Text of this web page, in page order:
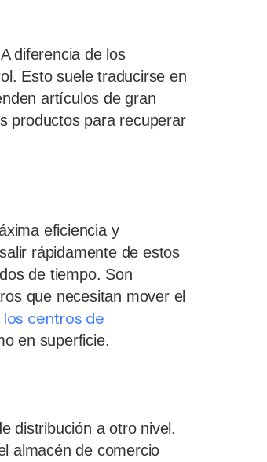
diferencia de los
Esto suele traducirse en
artículos de gran
productos para recuperar
eficiencia y
rápidamente de estos
de tiempo. Son
que necesitan mover el
los centros de
en superficie.
distribución a otro nivel.
almacén de comercio